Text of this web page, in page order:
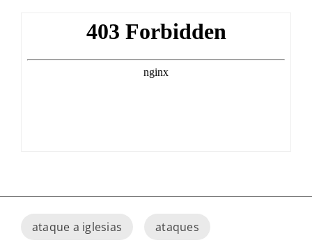
ataque a iglesias ataques